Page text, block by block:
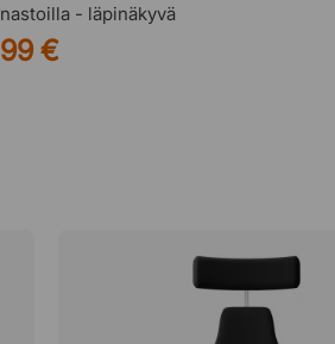
nastoilla - läpinäkyvä
99 €